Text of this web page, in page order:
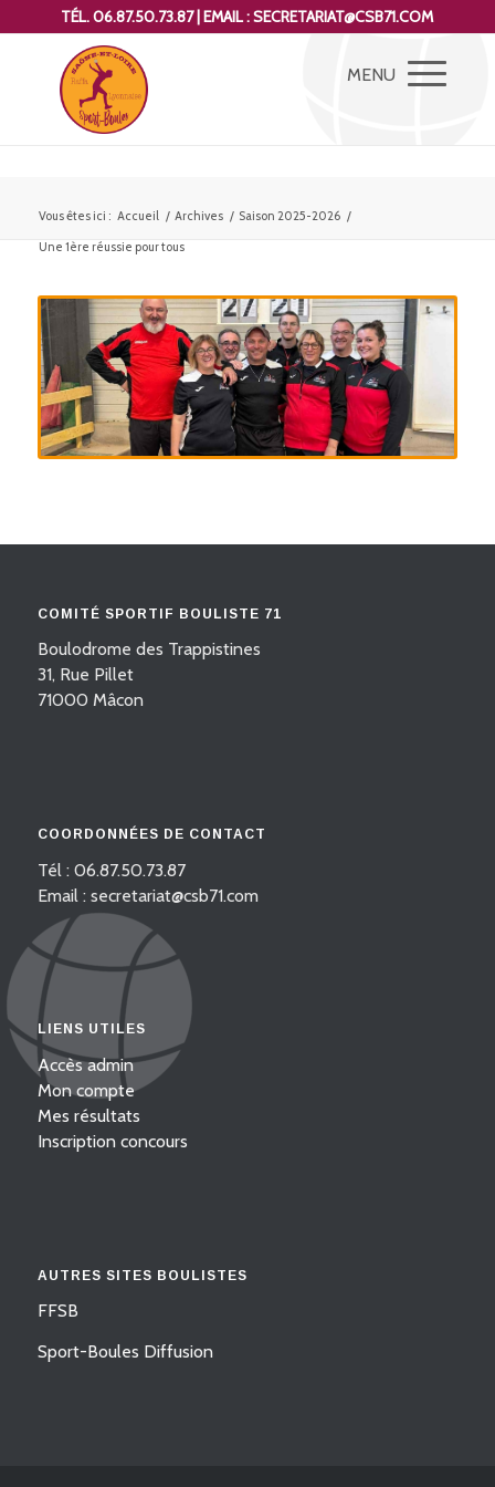
TÉL. 06.87.50.73.87 | EMAIL : SECRETARIAT@CSB71.COM
Vous êtes ici : Accueil / Archives / Saison 2025-2026 /
Une 1ère réussie pour tous
COMITÉ SPORTIF BOULISTE 71
Boulodrome des Trappistines
31, Rue Pillet
71000 Mâcon
COORDONNÉES DE CONTACT
Tél : 06.87.50.73.87
Email : secretariat@csb71.com
LIENS UTILES
Accès admin
Mon compte
Mes résultats
Inscription concours
AUTRES SITES BOULISTES
FFSB
Sport-Boules Diffusion